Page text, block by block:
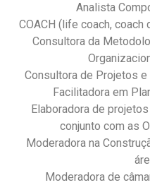
Analista
COACH (life coach, coach
Consultora da
Consultora de Projetos
Facilitadora em
Elaboradora de
conjunto com as
Moderadora na
Moderadora de